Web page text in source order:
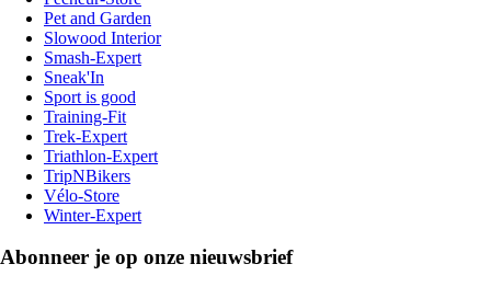
Pet and Garden
Slowood Interior
Smash-Expert
Sneak'In
Sport is good
Training-Fit
Trek-Expert
Triathlon-Expert
TripNBikers
Vélo-Store
Winter-Expert
Abonneer je op onze nieuwsbrief